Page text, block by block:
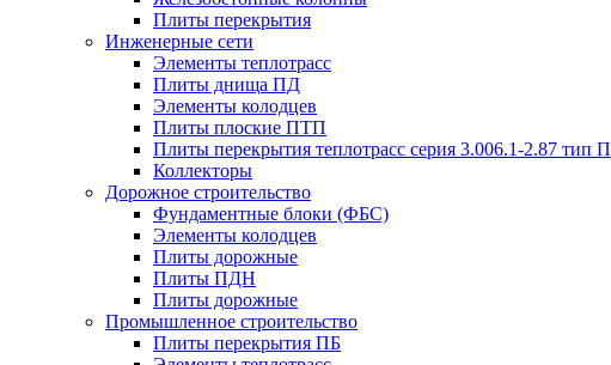
Плиты перекрытия
Инженерные сети
Элементы теплотрасс
Плиты днища ПД
Элементы колодцев
Плиты плоские ПТП
Плиты перекрытия теплотрасс серия 3.006.1-2.87 тип П
Коллекторы
Дорожное строительство
Фундаментные блоки (ФБС)
Элементы колодцев
Плиты дорожные
Плиты ПДН
Плиты дорожные
Промышленное строительство
Плиты перекрытия ПБ